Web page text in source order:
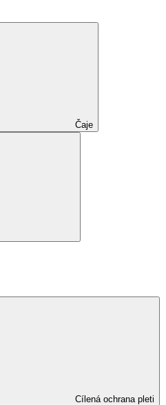
Čaje
Cílená ochrana pleti